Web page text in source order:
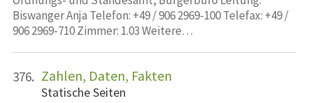
Biswanger Anja Telefon: +49 / 906 2969-100 Telefax: +49 /
906 2969-710 Zimmer: 1.03 Weitere…
376. Zahlen, Daten, Fakten
Statische Seiten